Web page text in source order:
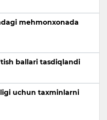
mehmonxonada
ballari tasdiqlandi
uchun taxminlarni